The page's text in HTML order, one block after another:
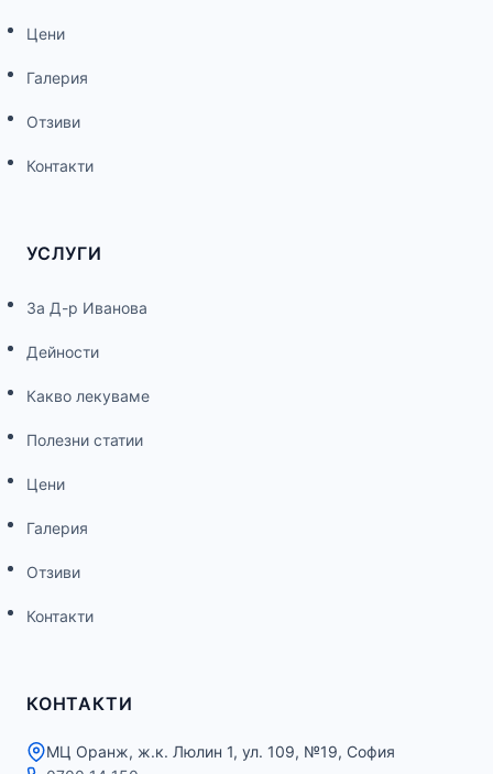
Цени
Галерия
Отзиви
Контакти
УСЛУГИ
За Д-р Иванова
Дейности
Какво лекуваме
Полезни статии
Цени
Галерия
Отзиви
Контакти
КОНТАКТИ
МЦ Оранж, ж.к. Люлин 1, ул. 109, №19, София